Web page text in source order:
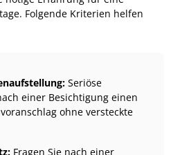
Folgende Kriterien helfen
Seriöse
einer Besichtigung einen
ohne versteckte
Fragen Sie nach einer